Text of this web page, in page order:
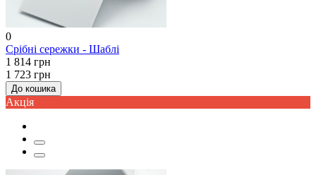
0
Срібні сережки - Шаблі
1 814 грн
1 723 грн
До кошика
Акцiя